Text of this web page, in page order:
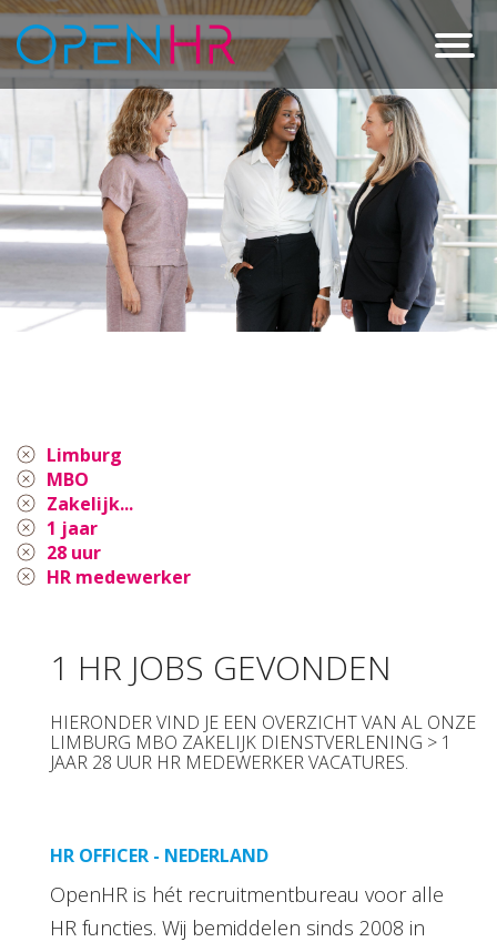
Limburg
MBO
Zakelijk...
1 jaar
28 uur
HR medewerker
1 HR JOBS GEVONDEN
HIERONDER VIND JE EEN OVERZICHT VAN AL ONZE
LIMBURG MBO ZAKELIJK DIENSTVERLENING > 1
JAAR 28 UUR HR MEDEWERKER VACATURES.
HR OFFICER - NEDERLAND
OpenHR is hét recruitmentbureau voor alle
HR functies. Wij bemiddelen sinds 2008 in